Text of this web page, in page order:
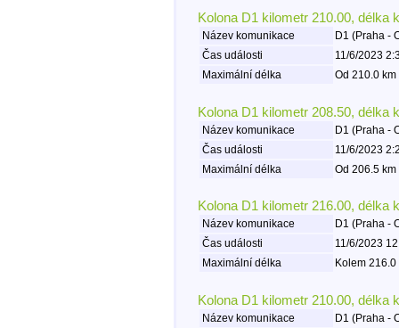
Kolona D1 kilometr 210.00, délka
Název komunikace
D1 (Praha -
Čas události
11/6/2023
Maximální délka
Od 210.0
Kolona D1 kilometr 208.50, délka
Název komunikace
D1 (Praha -
Čas události
11/6/2023
Maximální délka
Od 206.5
Kolona D1 kilometr 216.00, délka
Název komunikace
D1 (Praha -
Čas události
11/6/2023
Maximální délka
Kolem
Kolona D1 kilometr 210.00, délka
Název komunikace
D1 (Praha -